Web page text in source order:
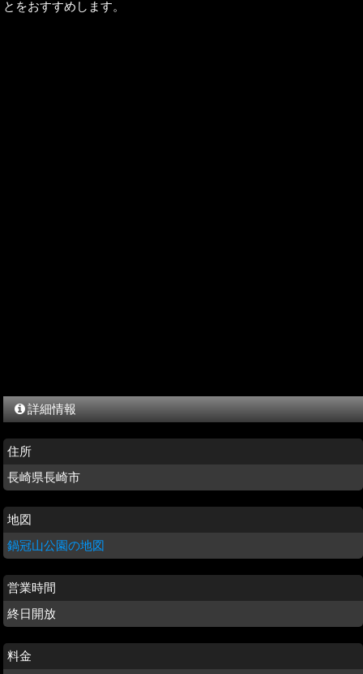
とをおすすめします。
詳細情報
住所
長崎県長崎市
地図
鍋冠山公園の地図
営業時間
終日開放
料金